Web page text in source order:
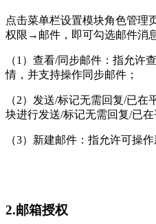
点击菜单栏设置模块角色管理
权限→邮件，即可勾选邮件消
（1）查看/同步邮件：指允许
情，并支持操作同步邮件；
（2）发送/标记无需回复/已
块进行发送/标记无需回复/已在
（3）新建邮件：指允许可操作
2.邮箱授权